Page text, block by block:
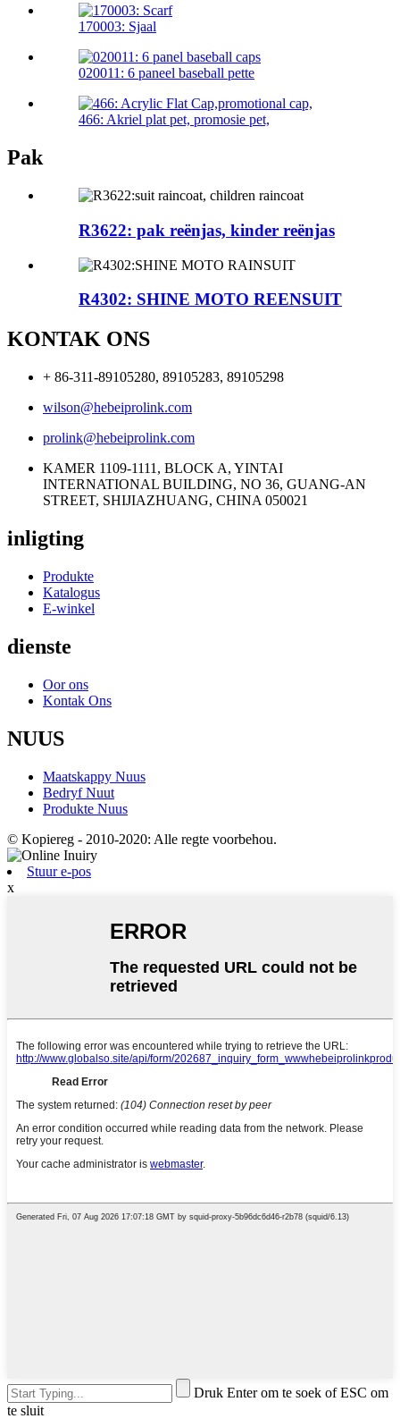
170003: Sjaal
020011: 6 paneel baseball pette
466: Akriel plat pet, promosie pet,
Pak
R3622: pak reënjas, kinder reënjas
R4302: SHINE MOTO REENSUIT
KONTAK ONS
+ 86-311-89105280, 89105283, 89105298
wilson@hebeiprolink.com
prolink@hebeiprolink.com
KAMER 1109-1111, BLOCK A, YINTAI
INTERNATIONAL BUILDING, NO 36, GUANG-AN
STREET, SHIJIAZHUANG, CHINA 050021
inligting
Produkte
Katalogus
E-winkel
dienste
Oor ons
Kontak Ons
NUUS
Maatskappy Nuus
Bedryf Nuut
Produkte Nuus
© Kopiereg - 2010-2020: Alle regte voorbehou.
Stuur e-pos
x
Druk Enter om te soek of ESC om
te sluit